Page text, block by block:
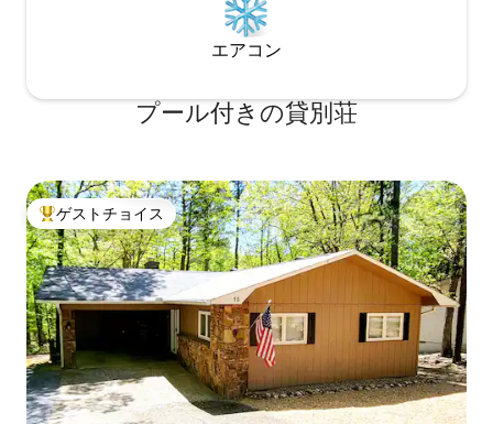
エアコン
プール付きの貸別荘
大好評のゲストチョイスです。
ゲストチョイス